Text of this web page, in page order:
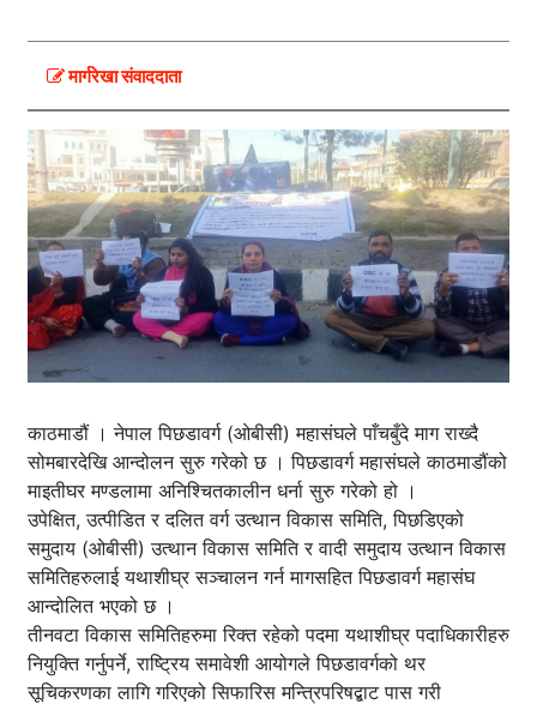
मार्गरेखा संवाददाता
काठमाडौं । नेपाल पिछडावर्ग (ओबीसी) महासंघले पाँचबुँदे माग राख्दै
सोमबारदेखि आन्दोलन सुरु गरेको छ । पिछडावर्ग महासंघले काठमाडौंको
माइतीघर मण्डलामा अनिश्चितकालीन धर्ना सुरु गरेको हो ।
उपेक्षित, उत्पीडित र दलित वर्ग उत्थान विकास समिति, पिछडिएको
समुदाय (ओबीसी) उत्थान विकास समिति र वादी समुदाय उत्थान विकास
समितिहरुलाई यथाशीघ्र सञ्चालन गर्न मागसहित पिछडावर्ग महासंघ
आन्दोलित भएको छ ।
तीनवटा विकास समितिहरुमा रिक्त रहेको पदमा यथाशीघ्र पदाधिकारीहरु
नियुक्ति गर्नुपर्ने, राष्ट्रिय समावेशी आयोगले पिछडावर्गको थर
सूचिकरणका लागि गरिएको सिफारिस मन्त्रिपरिषद्बाट पास गरी